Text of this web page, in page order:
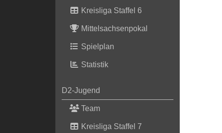
Kreisliga Staffel 6
Mittelsachsenpokal
Spielplan
Statistik
D2-Jugend
Team
Kreisliga Staffel 7